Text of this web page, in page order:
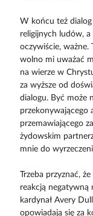
W końcu też
religijnych ludów,
oczywiście, ważne.
wolno mi uważać
na wierze w
za wyższe od
dialogu. Być może
przekonywającego
przemawiającego
żydowskim
mnie do
Trzeba przyznać,
reakcją negatywną
kardynał Avery
opowiadają się za